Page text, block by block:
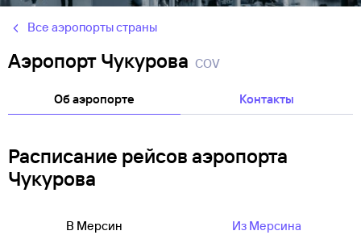
Все аэропорты страны
Аэропорт Чукурова COV
Об аэропорте Контакты
Расписание рейсов аэропорта
Чукурова
В Мерсин Из Мерсина